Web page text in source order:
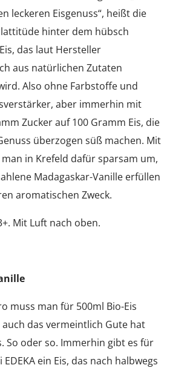
leckeren Eisgenuss“, heißt die
hinter dem hübsch
das laut Hersteller
aus natürlichen Zutaten
Also ohne Farbstoffe und
aber immerhin mit
Zucker auf 100 Gramm Eis, die
überzogen süß machen. Mit
in Krefeld dafür sparsam um,
Madagaskar-Vanille erfüllen
aromatischen Zweck.
Mit Luft nach oben.
muss man für 500ml Bio-Eis
das vermeintlich Gute hat
So oder so. Immerhin gibt es für
EDEKA ein Eis, das nach halbwegs